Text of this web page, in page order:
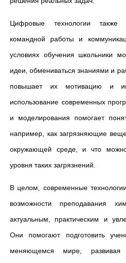
Цифровые технологии также
командной работы и
условиях обучения школьники
идеи, обмениваться знаниями и
повышает их мотивацию и
использование современных
и моделирования помогает
например, как загрязняющие
окружающей среде, и что
уровня таких загрязнений.
В целом, современные
возможности преподавания
актуальным, практическим и
Они помогают подготовить
меняющемся мире, развивая